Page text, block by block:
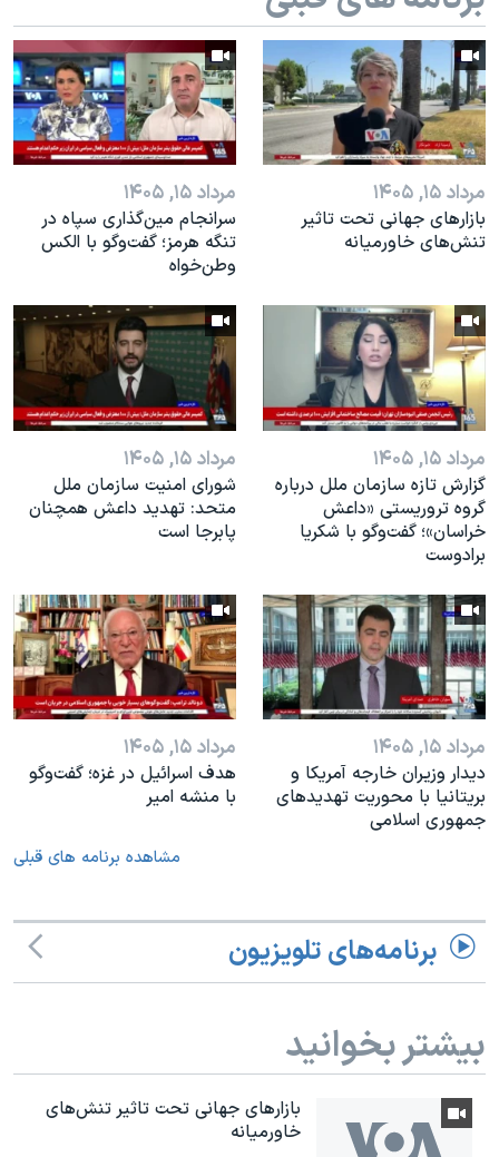
نرگس محمدی برنده جایزه نوبل صلح
همایش محافظه‌کاران آمریکا «سی‌پک»
صفحه‌های ویژه
سفر پرزیدنت ترامپ به چین
مرداد ۱۵, ۱۴۰۵
بازارهای جهانی تحت تاثیر
تنش‌های خاورمیانه
مرداد ۱۵, ۱۴۰۵
سرانجام مین‌گذاری‌ سپاه در
تنگه هرمز؛ گفت‌وگو با الکس
وطن‌خواه
مرداد ۱۵, ۱۴۰۵
گزارش تازه سازمان ملل درباره
گروه تروریستی «داعش
خراسان»؛ گفت‌وگو با شکریا
برادوست
مرداد ۱۵, ۱۴۰۵
شورای امنیت سازمان ملل
متحد: تهدید داعش همچنان
پابرجا است
مرداد ۱۵, ۱۴۰۵
دیدار وزیران خارجە آمریکا و
بریتانیا با محوریت تهدیدهای
جمهوری اسلامی
مرداد ۱۵, ۱۴۰۵
هدف اسرائیل در غزه؛ گفت‌وگو
با منشه امیر
مشاهده برنامه های قبلی
برنامه‌های تلویزیون
بیشتر بخوانید
بازارهای جهانی تحت تاثیر تنش‌های
خاورمیانه